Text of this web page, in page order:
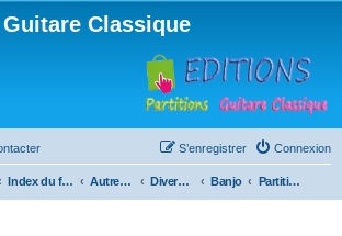
Guitare Classique
Connexion
S’enregistrer
Index du forum Autres instruments à cordes pincées, ou styles Divers instruments Banjo Partitions